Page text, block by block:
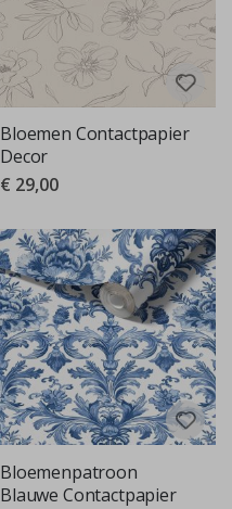
Bloemen Contactpapier
Decor
€ 29,00
Bloemenpatroon
Blauwe Contactpapier